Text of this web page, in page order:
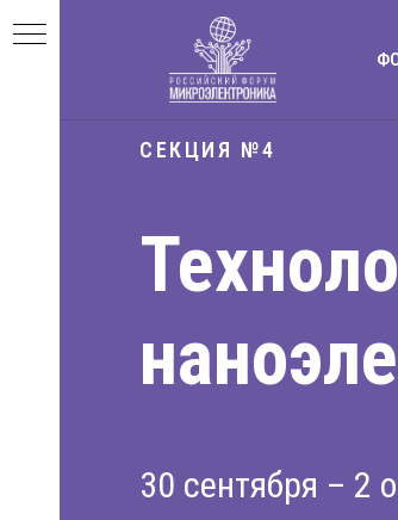
СЕКЦИЯ №4
30 сентября – 2